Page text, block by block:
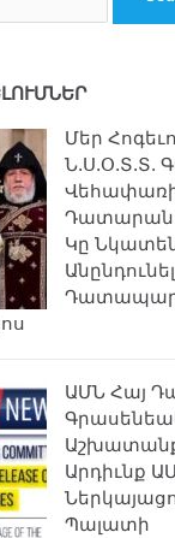
Մեր
Ն.Ս.Օ.Տ.Տ.
Դատարան
Կը
ԱՄՆ Հայ
Արդիւնք
Պալատի